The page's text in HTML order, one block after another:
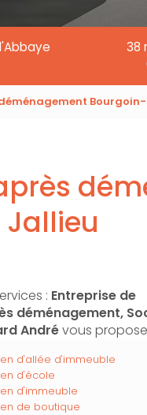
38
Jallieu
: Entreprise de
déménagement,
Andrévous propose
d'allée d'immeuble
d'école
d'immeuble
de boutique